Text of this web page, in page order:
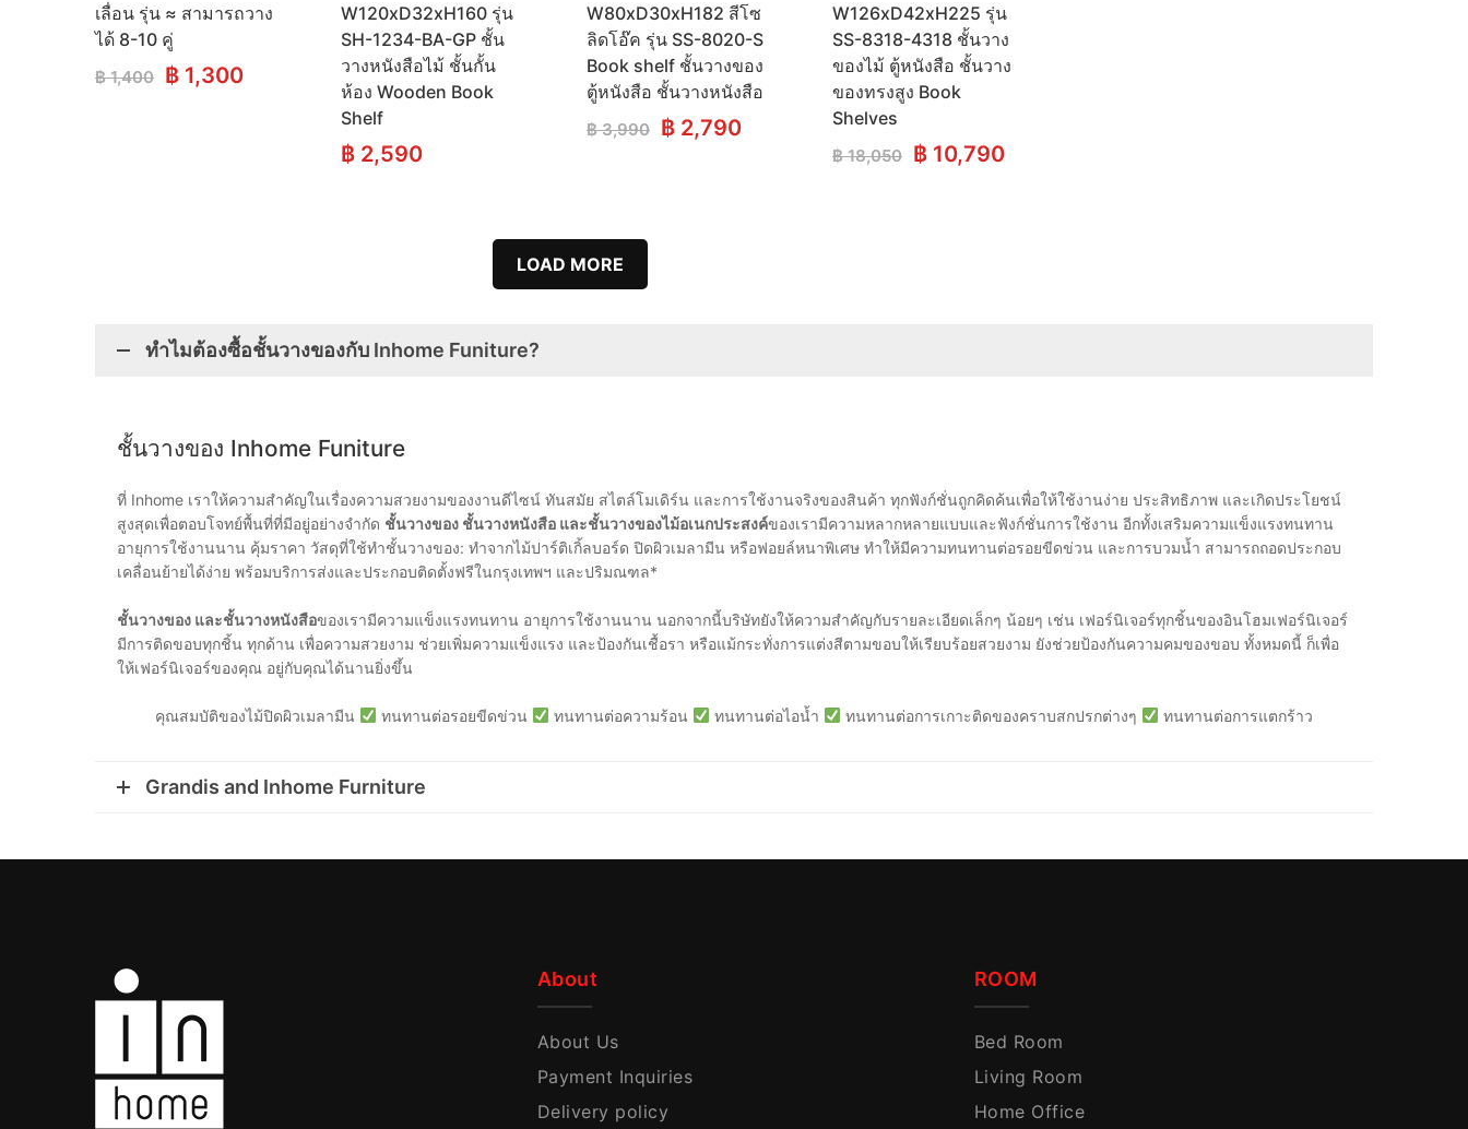
เลื่อน รุ่น ≈ สามารถวาง
ได้ 8-10 คู่
฿1,400 Original
฿ 1,300Current
W120xD32xH160 รุ่น
SH-1234-BA-GP ชั้น
วางหนังสือไม้ ชั้นกั้น
ห้อง Wooden Book
Shelf
฿ 2,590
W80xD30xH182 สีโซ
ลิดโอ๊ค รุ่น SS-8020-S
Book shelf ชั้นวางของ
ตู้หนังสือ ชั้นวางหนังสือ
฿3,990 Original
฿ 2,790Current
W126xD42xH225 รุ่น
SS-8318-4318 ชั้นวาง
ของไม้ ตู้หนังสือ ชั้นวาง
ของทรงสูง Book
Shelves
฿18,050 Original
฿ 10,790Current
LOAD MORE
ทำไมต้องซื้อชั้นวางของกับ Inhome Funiture?
ชั้นวางของ Inhome Funiture
ที่ Inhome เราให้ความสำคัญในเรื่องความสวยงามของงานดีไซน์ ทันสมัย สไตล์โมเดิร์น และการใช้งานจริงของสินค้า ทุกฟังก์ชั่นถูกคิดค้นเพื่อให้ใช้งานง่าย ประสิทธิภาพ และเกิดประโยชน์
สูงสุดเพื่อตอบโจทย์พื้นที่ที่มีอยู่อย่างจำกัด ชั้นวางของ ชั้นวางหนังสือ และชั้นวางของไม้อเนกประสงค์ของเรามีความหลากหลายแบบและฟังก์ชั่นการใช้งาน อีกทั้งเสริมความแข็งแรงทนทาน
อายุการใช้งานนาน คุ้มราคา วัสดุที่ใช้ทำชั้นวางของ: ทำจากไม้ปาร์ติเกิ้ลบอร์ด ปิดผิวเมลามีน หรือฟอยล์หนาพิเศษ ทำให้มีความทนทานต่อรอยขีดข่วน และการบวมน้ำ สามารถถอดประกอบ
เคลื่อนย้ายได้ง่าย พร้อมบริการส่งและประกอบติดตั้งฟรีในกรุงเทพฯ และปริมณฑล*
ชั้นวางของ และชั้นวางหนังสือของเรามีความแข็งแรงทนทาน อายุการใช้งานนาน นอกจากนี้บริษัทยังให้ความสำคัญกับรายละเอียดเล็กๆ น้อยๆ เช่น เฟอร์นิเจอร์ทุกชิ้นของอินโฮมเฟอร์นิเจอร์
มีการติดขอบทุกชิ้น ทุกด้าน เพื่อความสวยงาม ช่วยเพิ่มความแข็งแรง และป้องกันเชื้อรา หรือแม้กระทั่งการแต่งสีตามขอบให้เรียบร้อยสวยงาม ยังช่วยป้องกันความคมของขอบ ทั้งหมดนี้ ก็เพื่อ
ให้เฟอร์นิเจอร์ของคุณ อยู่กับคุณได้นานยิ่งขึ้น
คุณสมบัติของไม้ปิดผิวเมลามีน ทนทานต่อรอยขีดข่วน ทนทานต่อความร้อน ทนทานต่อไอน้ำ ทนทานต่อการเกาะติดของคราบสกปรกต่างๆ ทนทานต่อการแตกร้าว
Grandis and Inhome Furniture
About
About Us
Payment Inquiries
Delivery policy
ROOM
Bed Room
Living Room
Home Office